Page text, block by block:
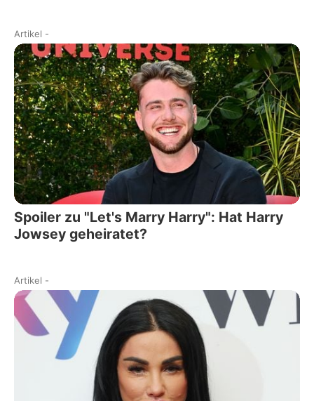
Artikel -
Spoiler zu "Let's Marry Harry": Hat Harry
Jowsey geheiratet?
Artikel -